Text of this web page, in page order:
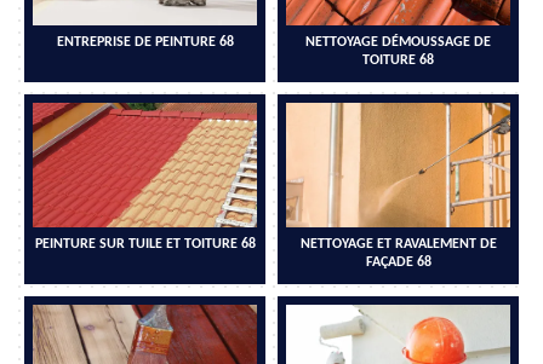
ENTREPRISE DE PEINTURE 68
NETTOYAGE DÉMOUSSAGE DE
TOITURE 68
PEINTURE SUR TUILE ET TOITURE 68
NETTOYAGE ET RAVALEMENT DE
FAÇADE 68